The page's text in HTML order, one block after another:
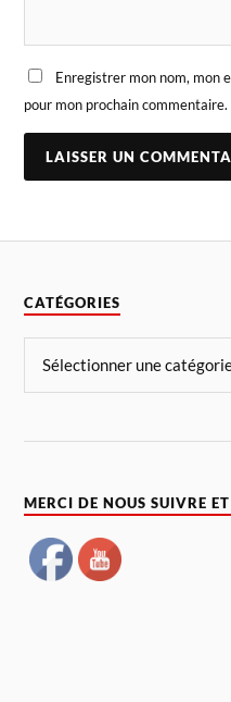
Enregistrer mon nom, mon
pour mon prochain commentaire.
CATÉGORIES
MERCI DE NOUS SUIVRE